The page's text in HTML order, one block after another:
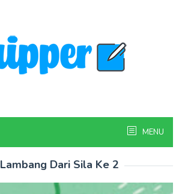
MENU
Lambang Dari Sila Ke 2